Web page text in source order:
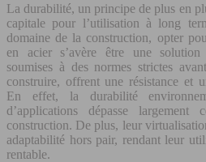
La durabilité, un principe de plus en
capitale pour l’utilisation à long
domaine de la construction, opter
en acier s’avère être une solution
soumises à des normes strictes
construire, offrent une résistance et
En effet, la durabilité
d’applications dépasse largement
construction. De plus, leur
adaptabilité hors pair, rendant leur
rentable.